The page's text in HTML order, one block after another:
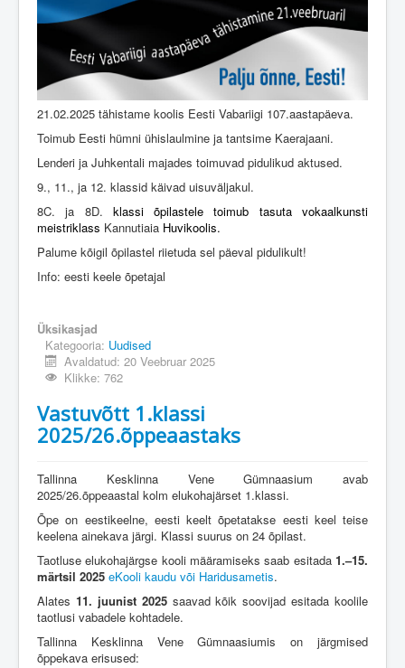
Üldinfo
Kontakt
Login
21.02.2025 tähistame koolis Eesti Vabariigi 107.aastapäeva.
Toimub Eesti hümni ühislaulmine ja tantsime Kaerajaani.
Lenderi ja Juhkentali majades toimuvad pidulikud aktused.
9., 11., ja 12. klassid käivad uisuväljakul.
8C. ja 8D. klassi õpilastele toimub tasuta vokaalkunsti
meistriklass Kannutiaia Huvikoolis.
Palume kõigil õpilastel riietuda sel päeval pidulikult!
Info: eesti keele õpetajal
Üksikasjad
Kategooria: Uudised
Avaldatud: 20 Veebruar 2025
Klikke: 762
Vastuvõtt 1.klassi
2025/26.õppeaastaks
Tallinna Kesklinna Vene Gümnaasium avab
2025/26.õppeaastal kolm elukohajärset 1.klassi.
Õpe on eestikeelne, eesti keelt õpetatakse eesti keel teise
keelena ainekava järgi. Klassi suurus on 24 õpilast.
Taotluse elukohajärgse kooli määramiseks saab esitada 1.–15.
märtsil 2025 eKooli kaudu või Haridusametis.
Alates 11. juunist 2025saavad kõik soovijad esitada koolile
taotlusi vabadele kohtadele.
Tallinna Kesklinna Vene Gümnaasiumis on järgmised
õppekava erisused: